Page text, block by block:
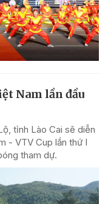
Nam lần đầu
tỉnh Lào Cai sẽ diễn
- VTV Cup lần thứ I
tham dự.